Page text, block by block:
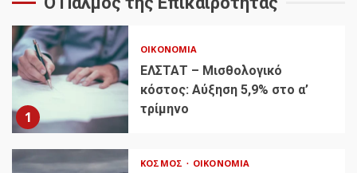
1
ΟΙΚΟΝΟΜΊΑ
ΕΛΣΤΑΤ – Μισθολογικό
κόστος: Αύξηση 5,9% στο α’
τρίμηνο
ΚΌΣΜΟΣ ΟΙΚΟΝΟΜΊΑ